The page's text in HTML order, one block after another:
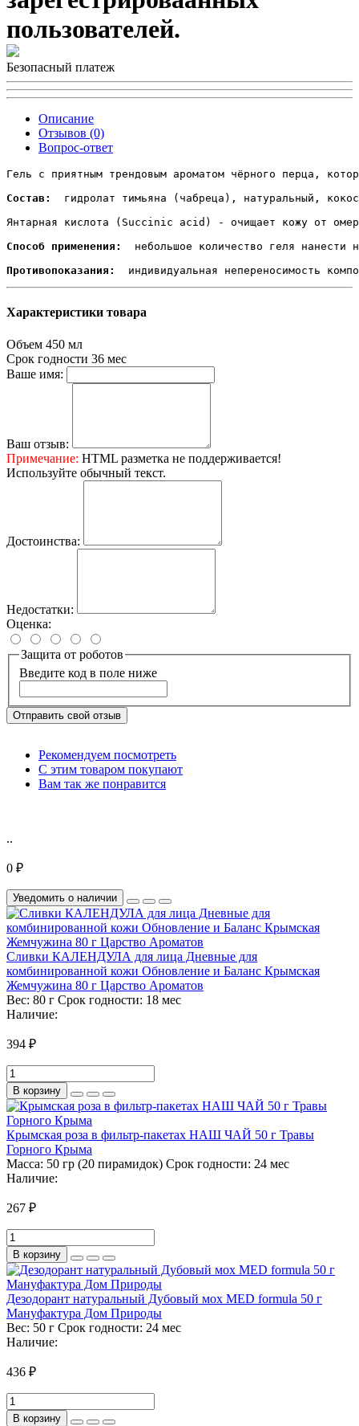
пользователей.
Безопасный платеж
Описание
Отзывов (0)
Вопрос-ответ
Гель с приятным трендовым ароматом чёрного перца,
Состав:
гидролат тимьяна (чабреца), натуральный,
Янтарная кислота (Succinic acid) - очищает кожу от
Способ применения:
небольшое количество геля
Противопоказания:
Характеристики товара
Объем 450 мл
Срок годности 36 мес
Ваше имя:
Ваш отзыв:
Примечание: HTML разметка не поддерживается!
Используйте обычный текст.
Достоинства:
Недостатки:
Оценка:
Защита от роботов
Введите код в поле ниже
Отправить свой отзыв
Рекомендуем посмотреть
С этим товаром покупают
Вам так же понравится
..
0 ₽
Уведомить о наличии
Сливки КАЛЕНДУЛА для лица Дневные для
комбинированной кожи Обновление и Баланс Крымская
Жемчужина 80 г Царство Ароматов
Вес: 80 г Срок годности: 18 мес
Наличие:
394 ₽
В корзину
Крымская роза в фильтр-пакетах НАШ ЧАЙ 50 г Травы
Горного Крыма
Масса: 50 гр (20 пирамидок) Срок годности: 24 мес
Наличие:
267 ₽
В корзину
Дезодорант натуральный Дубовый мох MED formula 50 г
Мануфактура Дом Природы
Вес: 50 г Срок годности: 24 мес
Наличие:
436 ₽
В корзину